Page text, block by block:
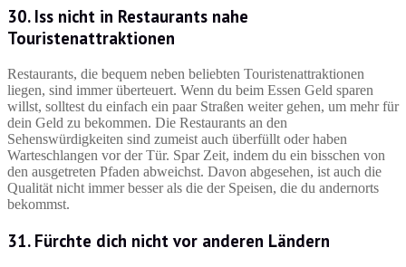
30. Iss nicht in Restaurants nahe
Touristenattraktionen
Restaurants, die bequem neben beliebten Touristenattraktionen
liegen, sind immer überteuert. Wenn du beim Essen Geld sparen
willst, solltest du einfach ein paar Straßen weiter gehen, um mehr für
dein Geld zu bekommen. Die Restaurants an den
Sehenswürdigkeiten sind zumeist auch überfüllt oder haben
Warteschlangen vor der Tür. Spar Zeit, indem du ein bisschen von
den ausgetreten Pfaden abweichst. Davon abgesehen, ist auch die
Qualität nicht immer besser als die der Speisen, die du andernorts
bekommst.
31. Fürchte dich nicht vor anderen Ländern